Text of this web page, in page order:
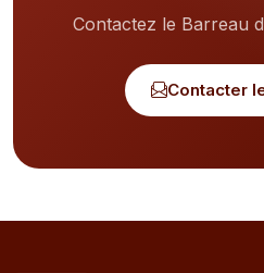
Contactez le Barreau
Contacter